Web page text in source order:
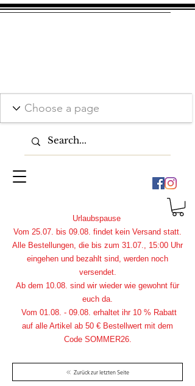
Zurück zur letzten Seite
Urlaubspause
Vom 25.07. bis 09.08. findet kein Versand statt.
Alle Bestellungen, die bis zum 31.07., 15:00 Uhr
eingehen und bezahlt sind, werden noch
versendet.
Ab dem 10.08. sind wir wieder wie gewohnt für
euch da.
Vom 01.08. - 09.08. erhaltet ihr 10 % Rabatt
auf alle Artikel ab 50 € Bestellwert mit dem
Code SOMMER26.